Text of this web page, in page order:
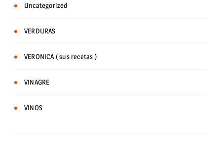
Uncategorized
VERDURAS
VERONICA ( sus recetas )
VINAGRE
VINOS